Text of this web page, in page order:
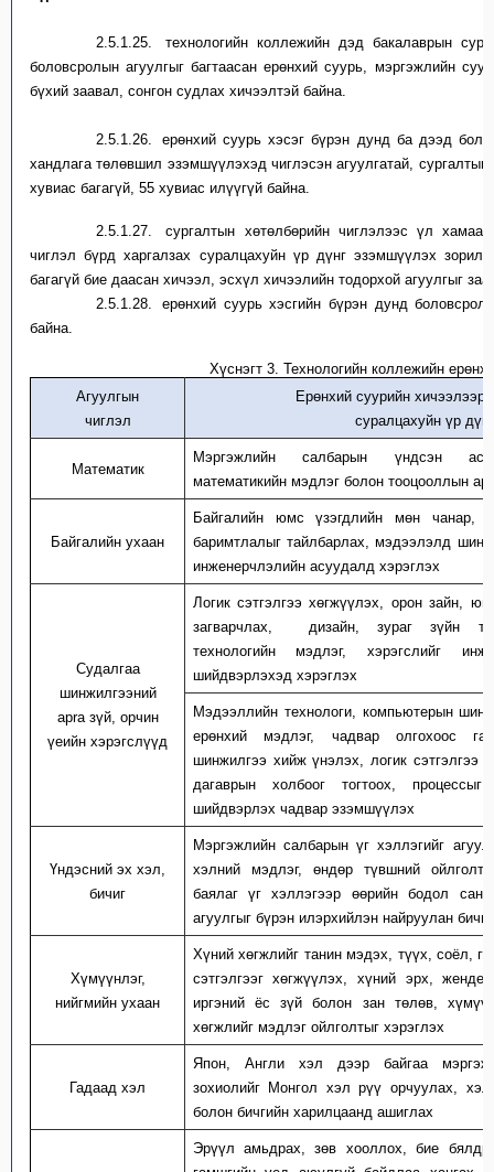
2.5.1.25. технологийн коллежийн дэд бакалаврын
боловсролын агуулгыг багтаасан ерөнхий суурь, мэргэжлийн
бүхий заавал, сонгон судлах хичээлтэй байна.
2.5.1.26. ерөнхий суурь хэсэгбүрэн дунд бадээд
хандлага төлөвшил эзэмшүүлэхэд чиглэсэн агуулгатай сургалтын
хувиас багагүй, 55 хувиас илүүгүй байна.
2.5.1.27.
сургалтын хөтөлбөрийн чиглэлээс үл
чиглэл бүрд харгалзах суралцахуйн үр дүнг эзэмшүүлэх
багагүй бие даасан хичээл, эсхүл хичээлийн тодорхой агуулгыг
2.5.1.28.
ерөнхий суурь хэсгийн бүрэн дунд
байна
Хүснэгт 3. Технологийн коллежийн
Агуулгын
чиглэл
Ерөнхий суурийн хичээлээр
суралцахуйн үр дүн
Математик
Мэргэжлийн салбарын үндсэн
математикийн мэдлэг болон тооцооллын
Байгалийн ухаан
Байгалийн юмс үзэгдлийн мөн чанар,
баримтлалыг тайлбарлах, мэдээлэлд
инженерчлэлийн асуудалд хэрэглэх
Судалгаа
шинжилгээний
apra зүй, орчин
үеийн хэрэгслүүд
Логик сэтгэлгээ хөгжүүлэх, орон зайн,
загварчлах,
дизайн, зураг зүйн
технологийн мэдлэг, хэрэгслийг
шийдвэрлэхэд хэрэглэх
Мэдээллийн технологи, компьютерын
ерөнхий мэдлэг, чадвар олгохоос
шинжилгээ хийж үнэлэх, логик сэтгэлгээ
дагаврын холбоог тогтоох, процессыг
шийдвэрлэх чадвар эзэмшүүлэх
Үндэсний эх хэл,
бичиг
Мэргэжлийн салбарын үг хэллэгийг
хэлний мэдлэг, өндөр түвшний ойлголт,
баялаг үг хэллэгээр өөрийн бодол
агуулгыг бүрэн илэрхийлэн найруулан
Хүмүүнлэг,
нийгмийн ухаан
Хүний хөгжлийг танин мэдэх, түүх, соёл,
сэтгэлгээг хөгжүүлэх, хүний эрх,
иргэний ёс зүй болон зан төлөв,
хөгжлийг мэдлэг ойлголтыг хэрэглэх
Гадаад хэл
Япон, Англи хэл дээр байгаа
зохиолийг Монгол хэл рүү орчуулах,
болон бичгийн харилцаанд ашиглах
Эрүүл амьдрах, зөв хооллох, бие